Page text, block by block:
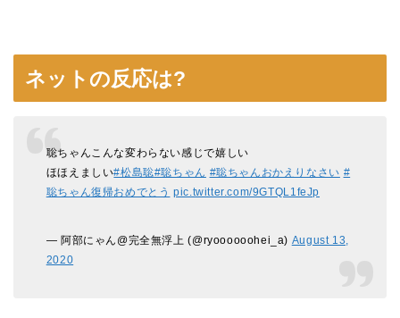
ネットの反応は?
聡ちゃんこんな変わらない感じで嬉しい
ほほえましい#松島聡#聡ちゃん #聡ちゃんおかえりなさい #
聡ちゃん復帰おめでとう pic.twitter.com/9GTQL1feJp
— 阿部にゃん@完全無浮上 (@ryoooooohei_a) August 13,
2020